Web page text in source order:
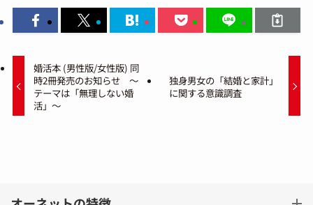
婚活本 (男性版/女性版) 同
時2冊発売のお知らせ ～
テーマは「無理しない婚
活」～
独身男女の「結婚と家計」
に関する意識調査